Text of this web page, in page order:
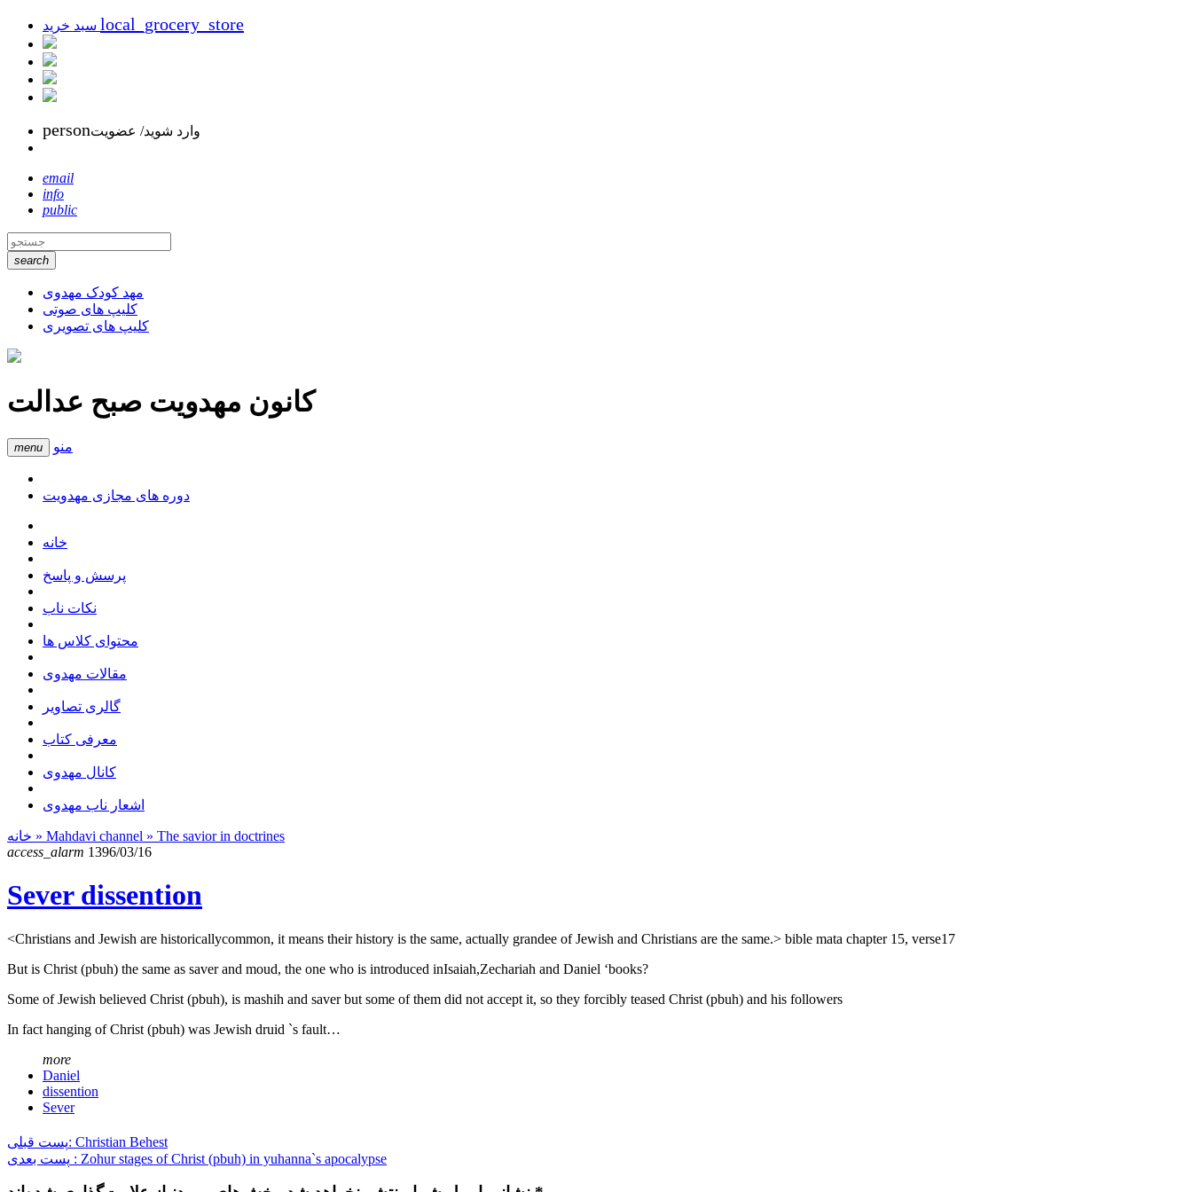
local_grocery_store
personوارد شوید/ عضویت
email
info
public
search
مهد کودک مهدوی
کلیپ های صوتی
کلیپ های تصویری
کانون مهدویت صبح عدالت
menu منو
دوره های مجازی مهدویت
خانه
پرسش و پاسخ
نکات ناب
محتوای کلاس ها
مقالات مهدوی
گالری تصاویر
معرفی کتاب
کانال مهدوی
اشعار ناب مهدوی
» Mahdavi channel » The savior in doctrines
access_alarm 1396/03/16
Sever dissention
<Christians and Jewish are historicallycommon, it means their history is the same, actually grandee of Jewish and Christians are the same.> bible mata chapter 15, verse17
But is Christ (pbuh) the same as saver and moud, the one who is introduced inIsaiah,Zechariah and Daniel ‘books?
Some of Jewish believed Christ (pbuh), is mashih and saver but some of them did not accept it, so they forcibly teased Christ (pbuh) and his followers
In fact hanging of Christ (pbuh) was Jewish druid `s fault…
more
Daniel
dissention
Sever
پست قبلی: Christian Behest
پست بعدی : Zohur stages of Christ (pbuh) in yuhanna`s apocalypse